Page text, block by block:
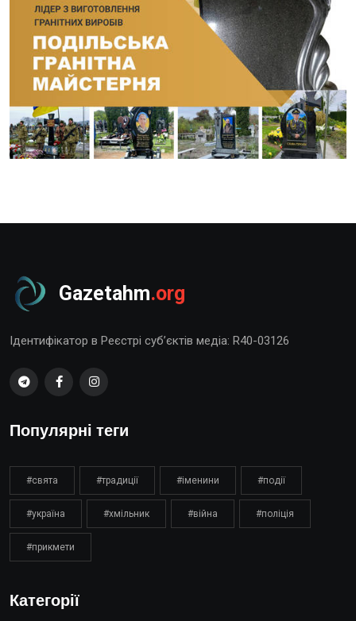
Gazetahm.org
Ідентифікатор в Реєстрі суб’єктів медіа: R40-03126
Популярні теги
#свята #традиції #іменини #події
#україна #хмільник #війна #поліція
#прикмети
Категорії